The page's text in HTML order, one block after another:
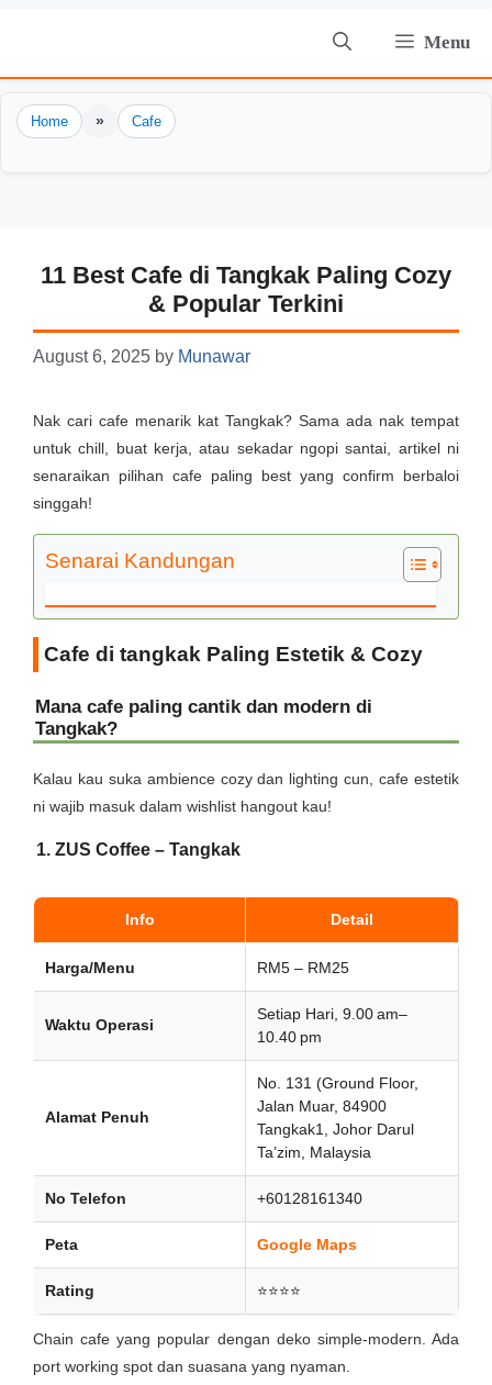
content
Menu
Home » Cafe
11 Best Cafe di Tangkak Paling Cozy
& Popular Terkini
August 6, 2025 by Munawar
Nak cari cafe menarik kat Tangkak? Sama ada nak tempat
untuk chill, buat kerja, atau sekadar ngopi santai, artikel ni
senaraikan pilihan cafe paling best yang confirm berbaloi
singgah!
Senarai Kandungan
Cafe di tangkak Paling Estetik & Cozy
Mana cafe paling cantik dan modern di
Tangkak?
Kalau kau suka ambience cozy dan lighting cun, cafe estetik
ni wajib masuk dalam wishlist hangout kau!
1. ZUS Coffee – Tangkak
Info Detail
Harga/Menu RM5 – RM25
Waktu Operasi
Setiap Hari, 9.00 am–
10.40 pm
Alamat Penuh
No. 131 (Ground Floor,
Jalan Muar, 84900
Tangkak1, Johor Darul
Ta’zim, Malaysia
No Telefon +60128161340
Peta Google Maps
Rating ⭐⭐⭐⭐
Chain cafe yang popular dengan deko simple-modern. Ada
port working spot dan suasana yang nyaman.